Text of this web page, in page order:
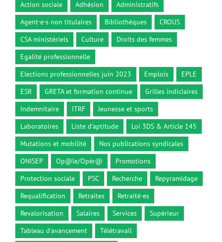
Action sociale Adhésion
Administratifs
Agent·e·s non titulaires
Bibliothèques
CROUS
CSA ministériels
Culture
Droits des femmes
Egalité professionnelle
Elections professionnelles juin 2023
Emplois
EPLE
ESR
GRETA et formation continue
Grilles indiciaires
Indemnitaire
ITRF
Jeunesse et sports
Laboratoires
Liste d'aptitude
Loi 3DS & Article 145
Mutations et mobilité
Nos publications syndicales
ONISEP
Op@le/Opér@
Promotions
Protection sociale
PSC Recherche
Repyramidage
Requalification
Retraites
Retraité·es
Revalorisation
Salaires Services
Supérieur
Tableau d'avancement
Télétravail